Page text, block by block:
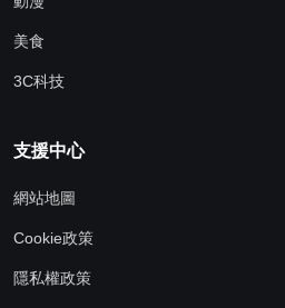
美食
3C科技
支援中心
網站地圖
Cookie政策
隱私權政策